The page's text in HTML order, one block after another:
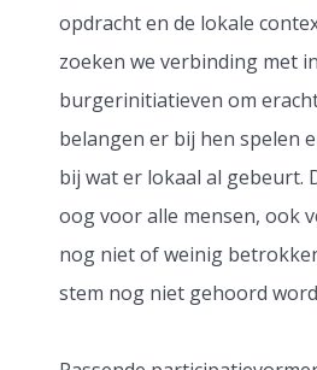
opdracht en de lokale
zoeken we verbinding met
burgerinitiatieven om
belangen er bij hen spelen
bij wat er lokaal al gebeurt.
oog voor alle mensen, ook
nog niet of weinig
stem nog niet gehoord